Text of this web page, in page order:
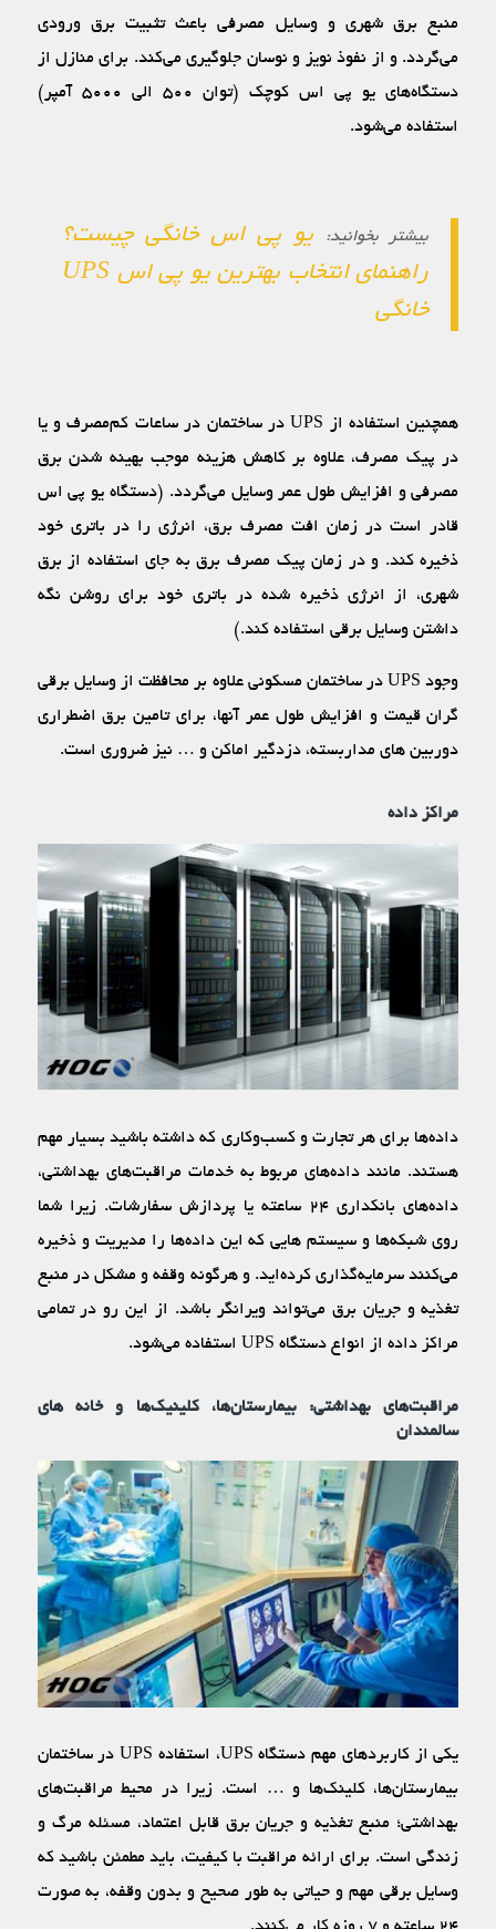
منبع برق شهری و وسایل مصرفی باعث تثبیت برق ورودی
می‌گردد. و از نفوذ نویز و نوسان جلوگیری می‌کند. برای منازل از
دستگاه‌های یو پی اس کوچک (توان ۵۰۰ الی ۵۰۰۰ آمپر)
استفاده می‌شود.
بیشتر بخوانید:
یو پی اس خانگی چیست؟
راهنمای انتخاب بهترین یو پی اس UPS
خانگی
همچنین استفاده از UPS در ساختمان در ساعات کم‌مصرف و یا
در پیک مصرف، علاوه بر کاهش هزینه موجب بهینه شدن برق
مصرفی و افزایش طول عمر وسایل می‌گردد. (دستگاه یو پی اس
قادر است در زمان افت مصرف برق، انرژی را در باتری خود
ذخیره کند. و در زمان پیک مصرف برق به جای استفاده از برق
شهری، از انرژی ذخیره شده در باتری خود برای روشن نگه
داشتن وسایل برقی استفاده کند.)
وجود UPS در ساختمان مسکونی علاوه بر محافظت از وسایل برقی
گران قیمت و افزایش طول عمر آنها، برای تامین برق اضطراری
دوربین ‌های مداربسته، دزدگیر اماکن و … نیز ضروری است.
مراکز داده
داده‌ها برای هر تجارت و کسب‌وکاری که داشته باشید بسیار مهم
هستند. مانند داده‌‌های مربوط به خدمات مراقبت‌‌های بهداشتی،
داده‌های بانکداری ۲۴ ساعته یا پردازش سفارشات. زیرا شما
روی شبکه‌ها و سیستم ‌هایی که این داده‌ها را مدیریت و ذخیره
می‌کنند سرمایه‌گذاری کرده‌اید. و هرگونه وقفه و مشکل در منبع
تغذیه و جریان برق می‌تواند ویرانگر باشد. از این رو در تمامی
مراکز داده از انواع دستگاه UPS استفاده می‌شود.
مراقبت‌‌های بهداشتی: بیمارستان‌ها، کلینیک‌ها و خانه ‌های
سالمندان
یکی از کاربرد‌های مهم دستگاه UPS، استفاده UPS در ساختمان
بیمارستان‌ها، کلینک‌ها و … است. زیرا در محیط مراقبت‌های
بهداشتی؛ منبع تغذیه و جریان برق قابل اعتماد، مسئله مرگ و
زندگی است. برای ارائه مراقبت با کیفیت، باید مطمئن باشید که
وسایل برقی مهم و حیاتی به طور صحیح و بدون وقفه، به صورت